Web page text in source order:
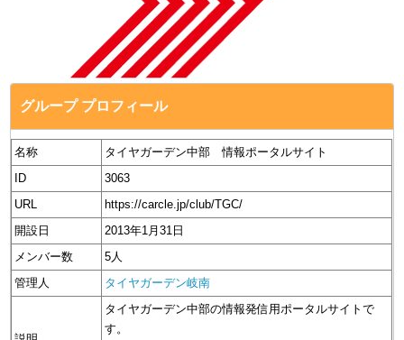
グループ プロフィール
名称
タイヤガーデン中部 情報ポータルサイト
ID
3063
URL
https://carcle.jp/club/TGC/
開設日
2013年1月31日
メンバー数
5人
管理人
タイヤガーデン岐南
タイヤガーデン中部の情報発信用ポータルサイトで
す。